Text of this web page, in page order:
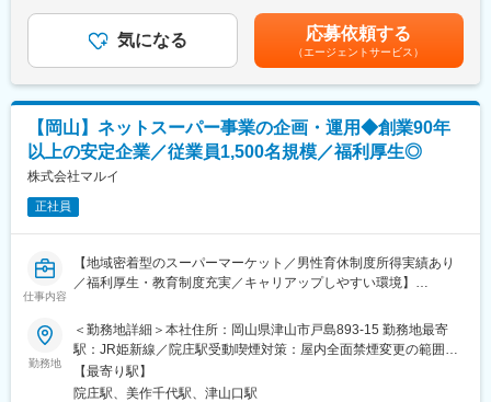
域とともに歩む企業として、より一層努力して参ります。
変更の範囲：会社の定める業務
メーカーとの共同商品開発を通して、毎年数多くのオリジナル商
品を開発しています。
しています。店舗における様々なスキル向上のための各種研修が
充実しており、入社から10年後のキャリア形成を計画します。
■当社の特徴：
1931年2月、津山市元魚町14番地にマルイ食料品店として創業。
西日本エリアの食料品店では最も早くセルフサービス方式を導入
したスーパーマーケットです。1958年8月には株式会社マルイを
設立。現在は岡山県、鳥取県、島根県で食品スーパーマーケット
を展開しています。2020年からは本格的にデジタルトランスフォ
ーメーション（以下、DX）への取組みを開始しました。フルセル
からお客様に最適な商品提案を実現しています。
今後も、新たなサービスや商品を創造し、変革し、地域の皆様の
健やかな食生活のお手伝いが出来る「食の専門家」を目指し、地
域とともに歩む企業として、より一層努力して参ります。
でも目安の金額であり、選考を通じて上下する可能性がありま
す。月給(月額)は固定手当を含めた表記です。
気になる 応募依頼する
（エージェントサービス）
【岡山】ネットスーパー事業の企画・運用◆創業90年
以上の安定企業／従業員1,500名規模／福利厚生◎
株式会社マルイ
正社員
仕事内容
【地域密着型のスーパーマーケット／男性育休制度所得実績あり
／福利厚生・教育制度充実／キャリアップしやすい環境】
当社は地域の食のライフラインを支えるスーパーマーケットとし
て、岡山・鳥取・島根で店舗展開をしております。現在食品スー
パーマーケット事業の拡大、収益性の向上により、今回はネット
スーパー事業の商品企画や運用管理の担当を募集します。
勤務地
＜勤務地詳細＞本社住所：岡山県津山市戸島893-15 勤務地最寄
駅：JR姫新線／院庄駅受動喫煙対策：屋内全面禁煙変更の範囲：
会社の定める事業所
【最寄り駅】
院庄駅、美作千代駅、津山口駅